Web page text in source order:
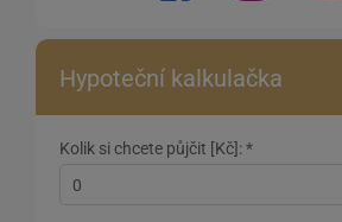
Hypoteční kalkulačka
Kolik si chcete půjčit [Kč]: *